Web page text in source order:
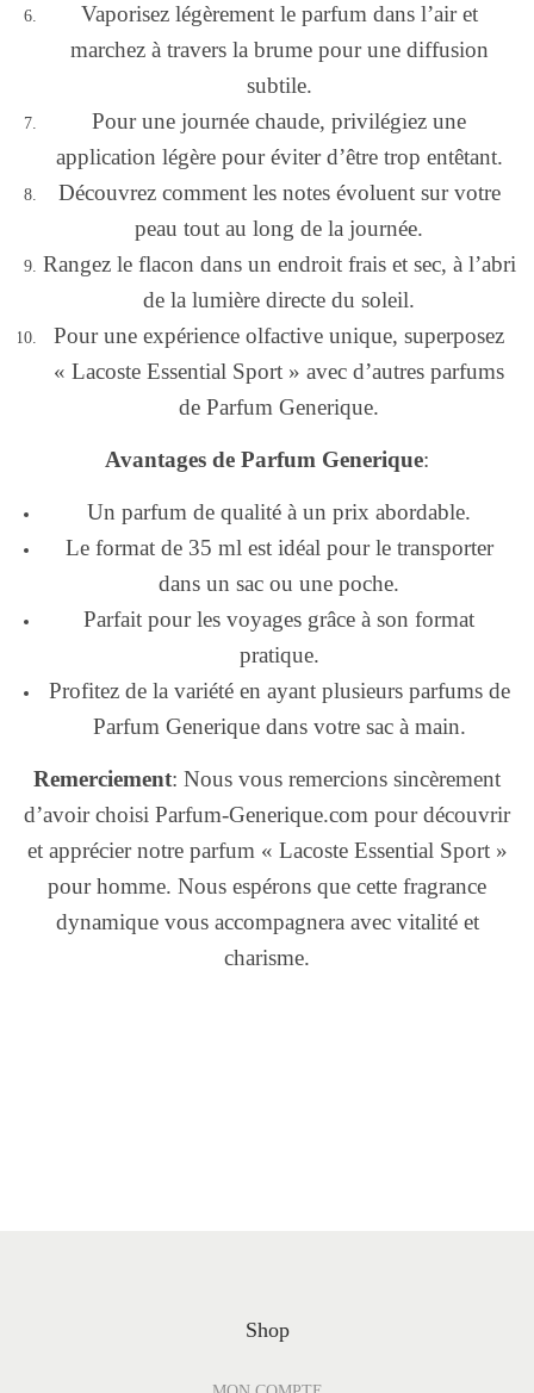
Vaporisez légèrement le parfum dans l’air et
marchez à travers la brume pour une diffusion
subtile.
Pour une journée chaude, privilégiez une
application légère pour éviter d’être trop entêtant.
Découvrez comment les notes évoluent sur votre
peau tout au long de la journée.
Rangez le flacon dans un endroit frais et sec, à l’abri
de la lumière directe du soleil.
Pour une expérience olfactive unique, superposez
« Lacoste Essential Sport » avec d’autres parfums
de Parfum Generique.
Avantages de Parfum Generique:
Un parfum de qualité à un prix abordable.
Le format de 35 ml est idéal pour le transporter
dans un sac ou une poche.
Parfait pour les voyages grâce à son format
pratique.
Profitez de la variété en ayant plusieurs parfums de
Parfum Generique dans votre sac à main.
Remerciement: Nous vous remercions sincèrement
d’avoir choisi Parfum-Generique.com pour découvrir
et apprécier notre parfum « Lacoste Essential Sport »
pour homme. Nous espérons que cette fragrance
dynamique vous accompagnera avec vitalité et
charisme.
Shop